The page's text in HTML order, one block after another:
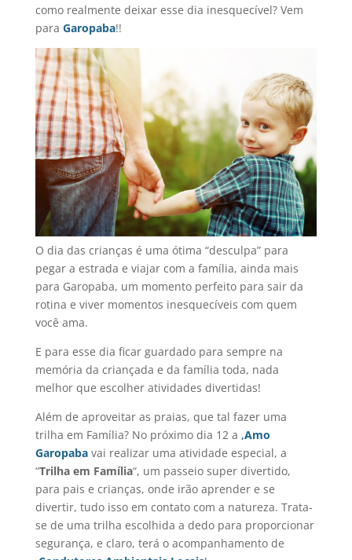
como realmente deixar esse dia inesquecível? Vem
para Garopaba!!
O dia das crianças é uma ótima “desculpa” para
pegar a estrada e viajar com a família, ainda mais
para Garopaba, um momento perfeito para sair da
rotina e viver momentos inesquecíveis com quem
você ama.
E para esse dia ficar guardado para sempre na
memória da criançada e da família toda, nada
melhor que escolher atividades divertidas!
Além de aproveitar as praias, que tal fazer uma
trilha em Família? No próximo dia 12 a ,Amo
Garopabavai realizar uma atividade especial, a
“Trilha em Família“, um passeio super divertido,
para pais e crianças, onde irão aprender e se
divertir, tudo isso em contato com a natureza. Trata-
se de uma trilha escolhida a dedo para proporcionar
segurança, e claro, terá o acompanhamento de